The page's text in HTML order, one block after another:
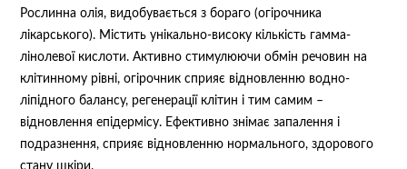
Рослинна олія, видобувається з бораго (огірочника
лікарського). Містить унікально-високу кількість гамма-
лінолевої кислоти. Активно стимулюючи обмін речовин на
клітинному рівні, огірочник сприяє відновленню водно-
ліпідного балансу, регенерації клітин і тим самим –
відновлення епідермісу. Ефективно знімає запалення і
подразнення, сприяє відновленню нормального, здорового
стану шкіри.